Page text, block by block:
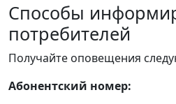
Способы
потребителей
Получайте оповещения
Абонентский номер: